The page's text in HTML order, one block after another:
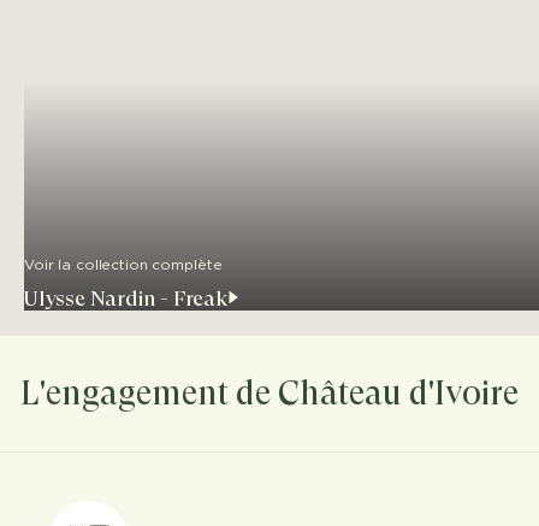
Voir la collection complète
Ulysse Nardin - Freak
L'engagement de Château d'Ivoire